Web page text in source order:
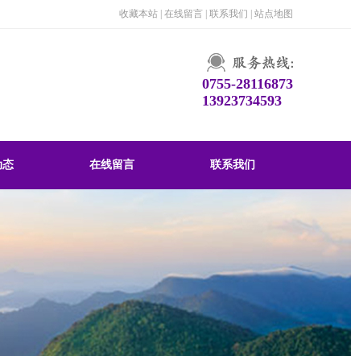
收藏本站 在线留言 联系我们 站点地图
0755-28116873
13923734593
态 在线留言 联系我们